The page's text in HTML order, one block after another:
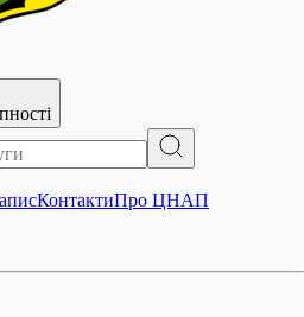
КонтактиПро ЦНАП